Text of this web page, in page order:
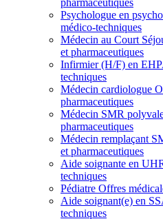
Psychologue en
médico-techniques
Médecin au Court
et pharmaceutiques
Infirmier (H/F) en
techniques
Médecin cardiologue
pharmaceutiques
Médecin SMR
pharmaceutiques
Médecin remplaçant
et pharmaceutiques
Aide soignante en
techniques
Pédiatre Offres
Aide soignant(e) en
techniques